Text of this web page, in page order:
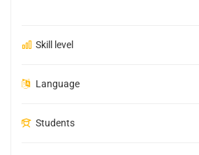
Skill level
Language
Students